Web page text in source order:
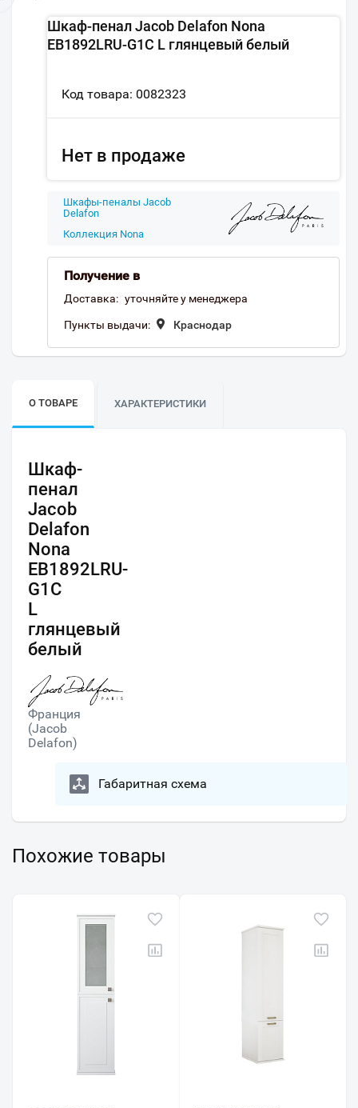
Шкаф-пенал Jacob Delafon Nona
EB1892LRU-G1C L глянцевый белый
Код товара: 0082323
Нет в продаже
Шкафы-пеналы Jacob
Delafon
Коллекция Nona
Получение в
Доставка: уточняйте у менеджера
Пункты выдачи: Краснодар
О ТОВАРЕ ХАРАКТЕРИСТИКИ
Шкаф-
пенал
Jacob
Delafon
Nona
EB1892LRU-
G1C
L
глянцевый
белый
Франция
(Jacob
Delafon)
Габаритная схема
Похожие товары